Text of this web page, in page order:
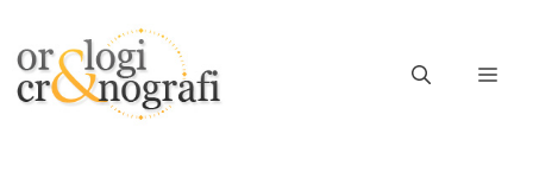
contenuto